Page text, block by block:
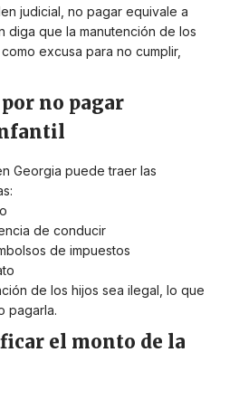
judicial, no pagar equivale a
diga que la manutención de los
excusa para no cumplir,
no pagar
Georgia puede traer las
de conducir
de impuestos
de los hijos sea ilegal, lo que
pagarla.
el monto de la